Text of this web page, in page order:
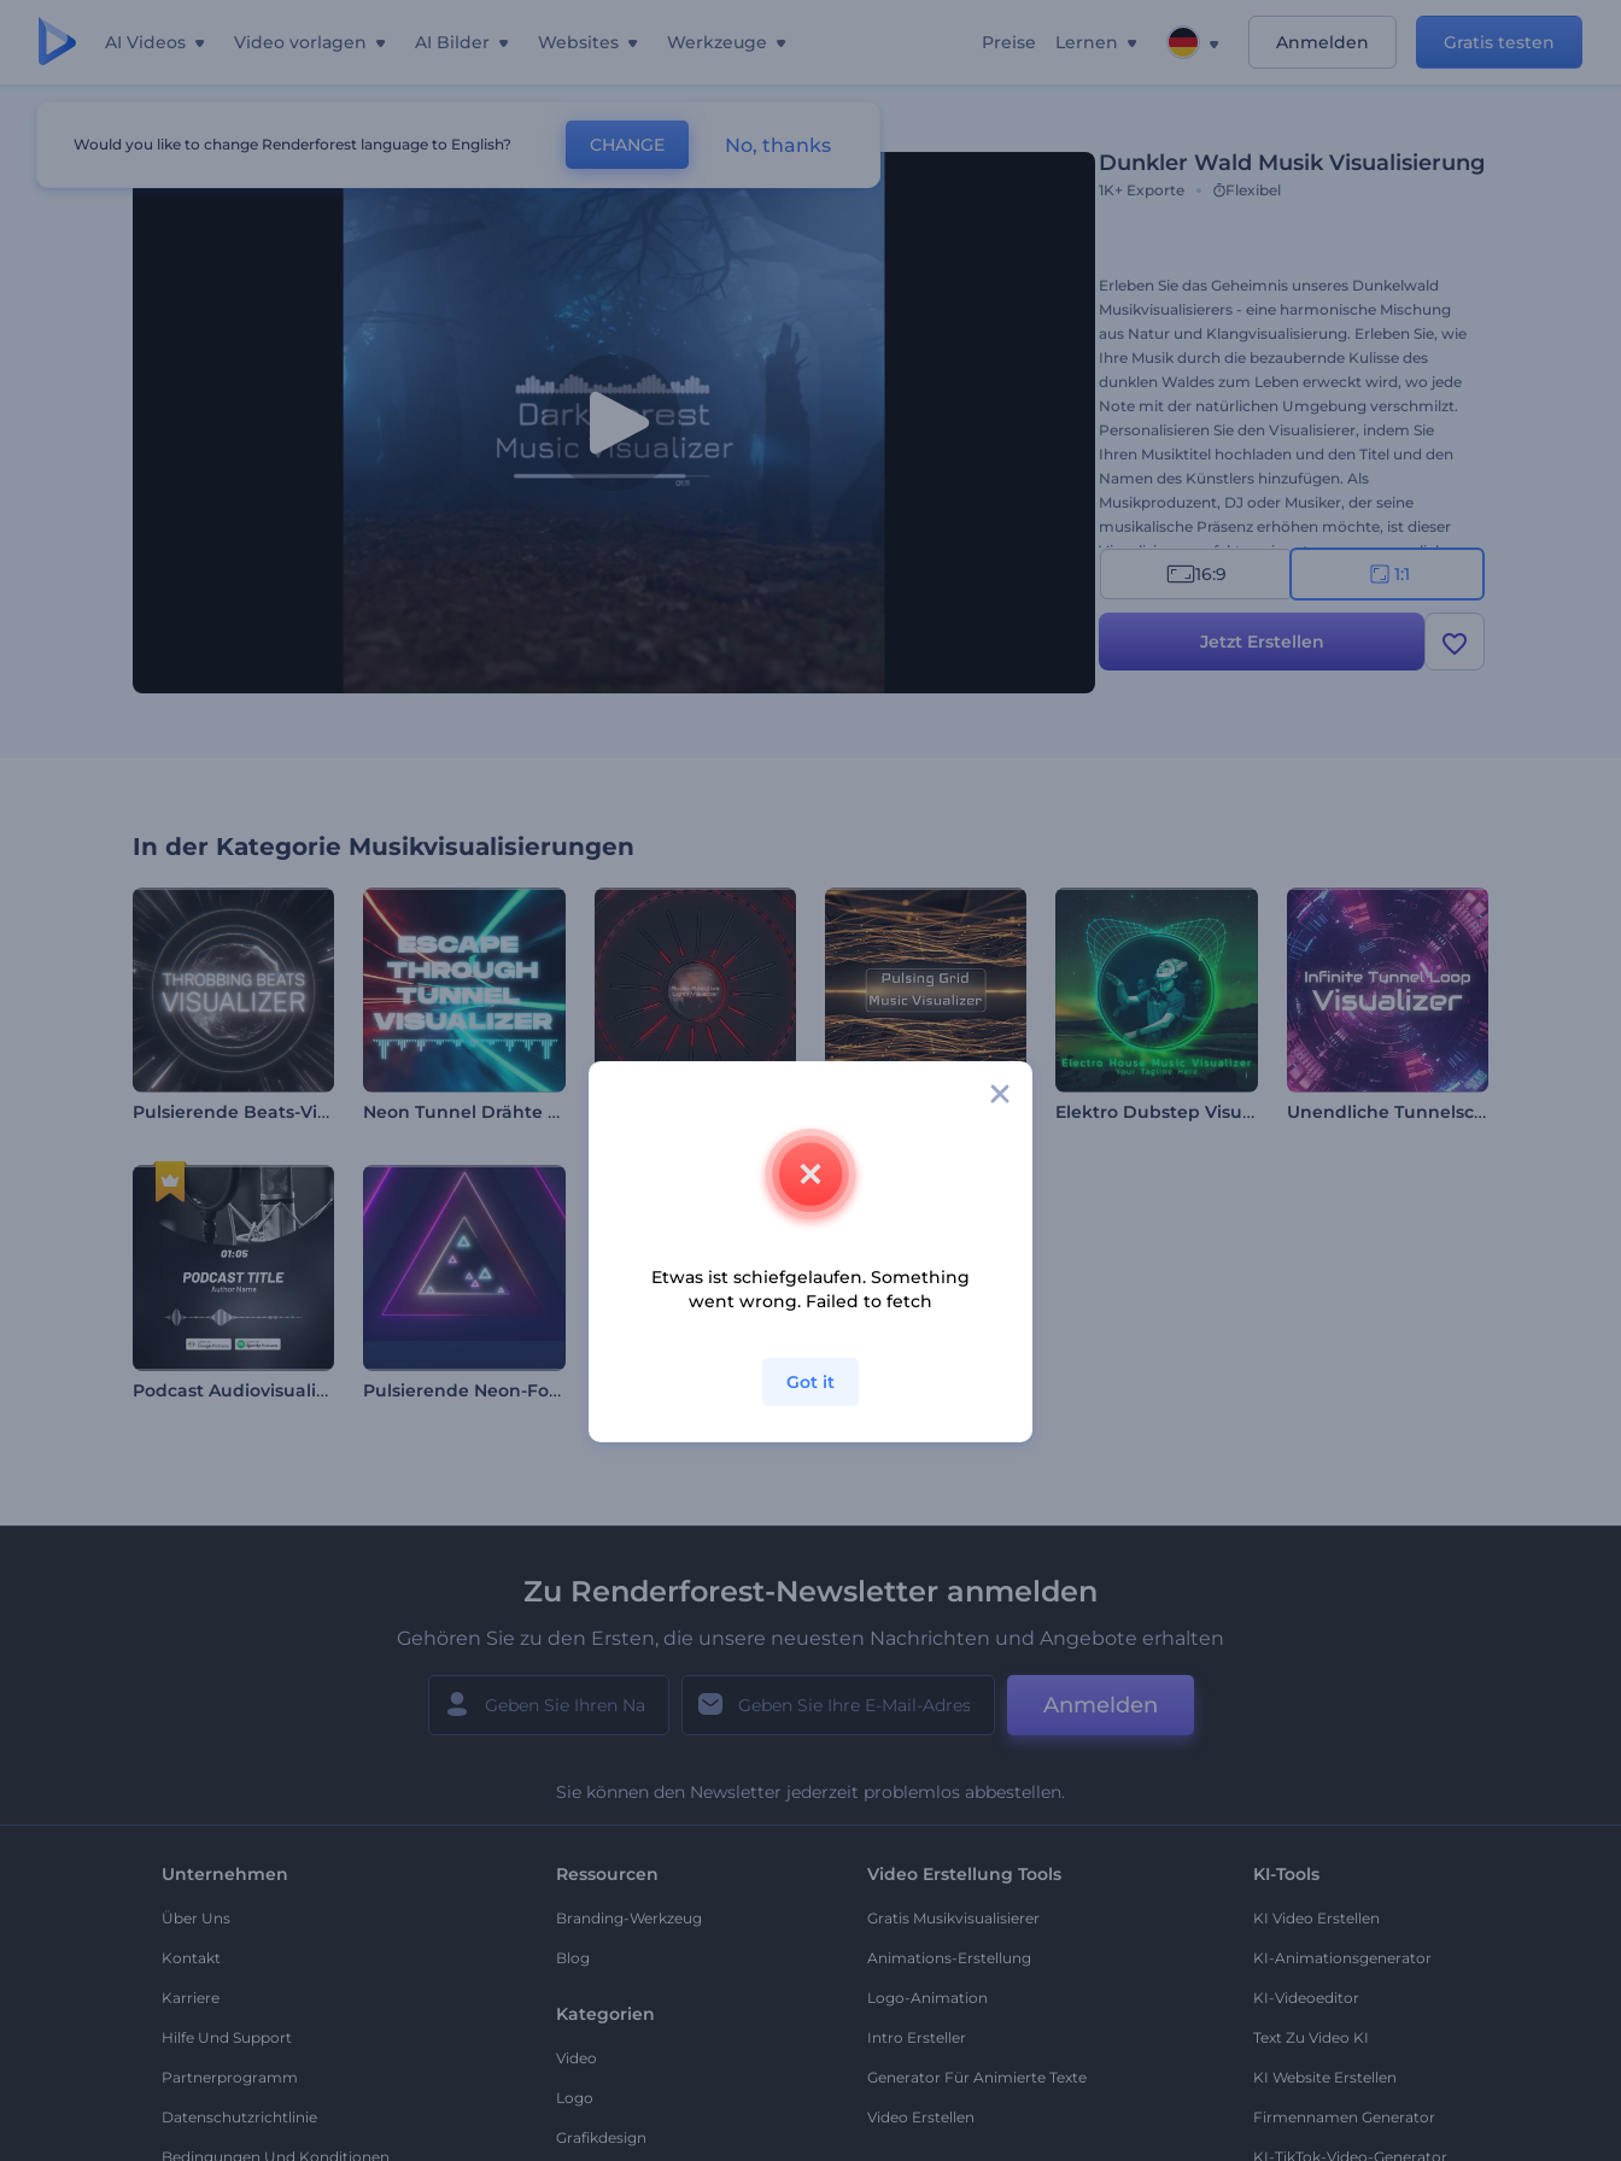
AI Videos Video vorlagen AI Bilder Websites Werkzeuge Preise Lernen Anmelden Gratis testen
Dunkler Wald Musik Visualisierung
1K+ Exporte Flexibel
Erleben Sie das Geheimnis unseres Dunkelwald
Musikvisualisierers - eine harmonische Mischung
aus Natur und Klangvisualisierung. Erleben Sie, wie
Ihre Musik durch die bezaubernde Kulisse des
dunklen Waldes zum Leben erweckt wird, wo jede
Note mit der natürlichen Umgebung verschmilzt.
Personalisieren Sie den Visualisierer, indem Sie
Ihren Musiktitel hochladen und den Titel und den
Namen des Künstlers hinzufügen. Als
Musikproduzent, DJ oder Musiker, der seine
musikalische Präsenz erhöhen möchte, ist dieser
Visualisierer perfekt geeignet, um unvergessliche
Emotionen zu wecken. Testen Sie ihn jetzt!
16:9 1:1
Jetzt Erstellen
In der Kategorie Musikvisualisierungen
Pulsierende Beats-Visualizer Neon Tunnel Drähte Visualisierer Elektro Dubstep Visualisierer Unendliche Tunnelschleife Visualisierer
Podcast Audiovisualisierung Pulsierende Neon-Formen Visualizer
Zu Renderforest-Newsletter anmelden
Gehören Sie zu den Ersten, die unsere neuesten Nachrichten und Angebote erhalten
Anmelden
Sie können den Newsletter jederzeit problemlos abbestellen.
Unternehmen
Über Uns
Kontakt
Karriere
Hilfe Und Support
Partnerprogramm
Datenschutzrichtlinie
Bedingungen Und Konditionen
Ressourcen
Branding-Werkzeug
Blog
Kategorien
Video
Logo
Grafikdesign
Video Erstellung Tools
Gratis Musikvisualisierer
Animations-Erstellung
Logo-Animation
Intro Ersteller
Generator Für Animierte Texte
Video Erstellen
KI-Tools
KI Video Erstellen
KI-Animationsgenerator
KI-Videoeditor
Text Zu Video KI
KI Website Erstellen
Firmennamen Generator
KI-TikTok-Video-Generator
Would you like to change Renderforest language to English? CHANGE No, thanks
Etwas ist schiefgelaufen. Something
went wrong. Failed to fetch
Got it